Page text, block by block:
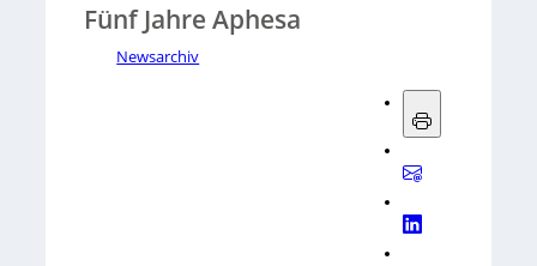
Fünf Jahre Aphesa
Newsarchiv